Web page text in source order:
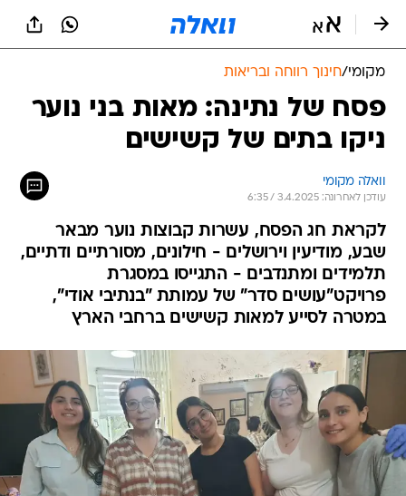
מקומי/חינוך רווחה ובריאות
פסח של נתינה: מאות בני נוער
ניקו בתים של קשישים
וואלה מקומי
עודכן לאחרונה: 3.4.2025 / 6:35
לקראת חג הפסח, עשרות קבוצות נוער מבאר
שבע, מודיעין וירושלים - חילונים, מסורתיים ודתיים,
תלמידים ומתנדבים - התגייסו במסגרת
פרויקט"עושים סדר" של עמותת "בנתיבי אודי",
במטרה לסייע למאות קשישים ברחבי הארץ